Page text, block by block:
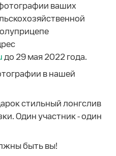
ваших
до 29 мая 2022 года.
в нашей
стильный лонгслив
Один участник - один
быть вы!